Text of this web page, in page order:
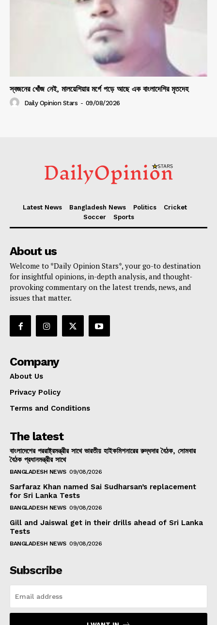
স্বজনের খোঁজ নেই, মালয়েশিয়ার মর্গে পড়ে আছে এক বাংলাদেশির মৃতদেহ
Daily Opinion Stars - 09/08/2026
Latest News Bangladesh News Politics
Cricket
Soccer
Sports
About us
Welcome to *Daily Opinion Stars*, your go-to destination
for insightful opinions, in-depth analysis, and thought-
provoking commentary on the latest trends, news, and
issues that matter.
Company
About Us
Privacy Policy
Terms and Conditions
The latest
বাংলাদেশের পররাষ্ট্রমন্ত্রীর সাথে ভারতীয় হাইকমিশনারের রুদ্ধদার বৈঠক, সোমবার
বৈঠক প্রধানমন্ত্রীর সাথে
BANGLADESH NEWS 09/08/2026
Sarfaraz Khan named Sai Sudharsan’s replacement
for Sri Lanka Tests
BANGLADESH NEWS 09/08/2026
Gill and Jaiswal get in their drills ahead of Sri Lanka
Tests
BANGLADESH NEWS 09/08/2026
Subscribe